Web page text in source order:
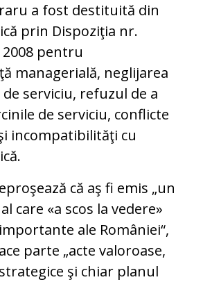
a fost destituită din
prin Dispoziţia nr.
pentru
managerială, neglijarea
serviciu, refuzul de a
de serviciu, conflicte
incompatibilităţi cu
că aş fi emis „un
care «a scos la vedere»
ale României“,
parte „acte valoroase,
şi chiar planul